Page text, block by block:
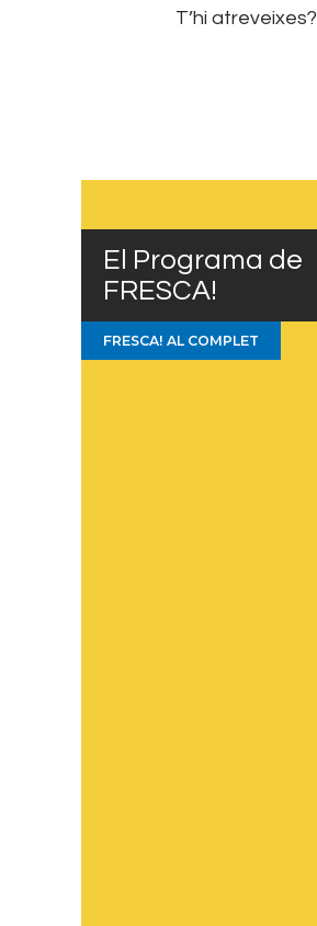
T’hi atreveixes?
El Programa de
FRESCA!
FRESCA! AL COMPLET